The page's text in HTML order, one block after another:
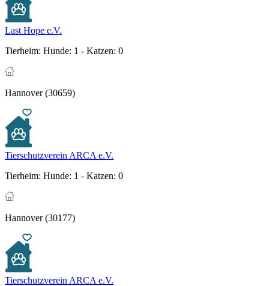
Last Hope e.V.
Tierheim: Hunde: 1 - Katzen: 0
Hannover (30659)
Tierschutzverein ARCA e.V.
Tierheim: Hunde: 1 - Katzen: 0
Hannover (30177)
Tierschutzverein ARCA e.V.